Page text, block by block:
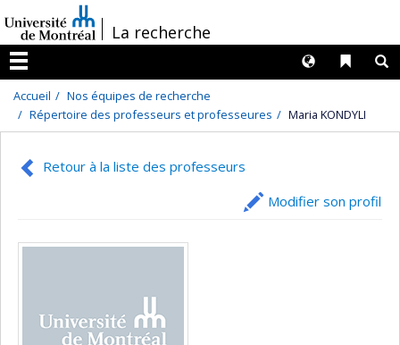
au
contenu
/La recherche
Menu
Liens
Langues
Accueil
Nos équipes de recherche
Répertoire des professeurs et professeures
Maria KONDYLI
Retour à la liste des professeurs
Modifier son profil